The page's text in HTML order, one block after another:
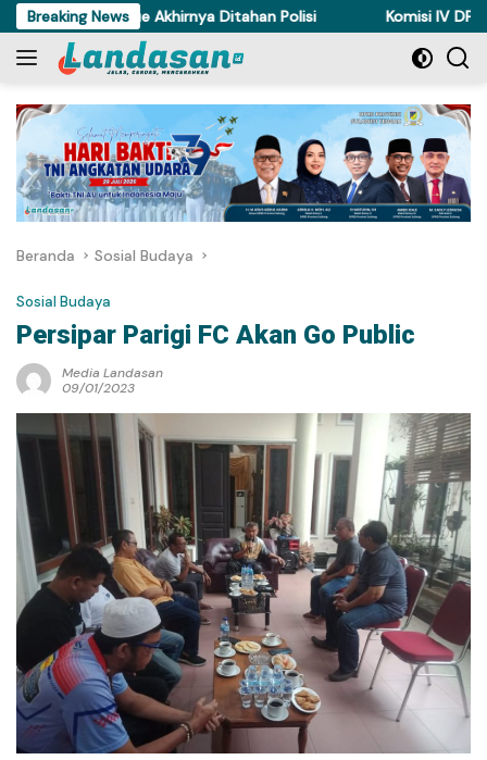
Langsung
ke
konten
Breaking News
di Torue Akhirnya Ditahan Polisi Komisi IV DPRD
Beranda Sosial Budaya
Sosial Budaya
Persipar Parigi FC Akan Go Public
Media Landasan
09/01/2023